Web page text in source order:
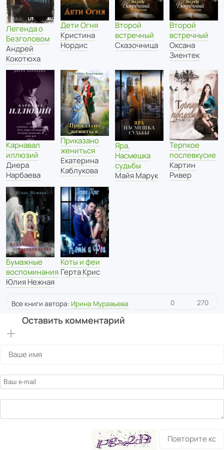
Легенда о
Безголовом
Андрей
Кокотюха
Дети Огня
Кристина
Нордис
Второй
встречный
Сказочница
Второй
встречный
Оксана
Зиентек
Карнавал
иллюзий
Диера
Нарбаева
Приказано
жениться
Екатерина
Каблукова
Яра.
Насмешка
судьбы
Майя Марук
Терпкое
послевкусие
Картин
Ривер
Бумажные
воспоминания
Юлия Нежная
Коты и феи
Герта Крис
Все книги автора: Ирина Муравьева 0 270
Оставить комментарий